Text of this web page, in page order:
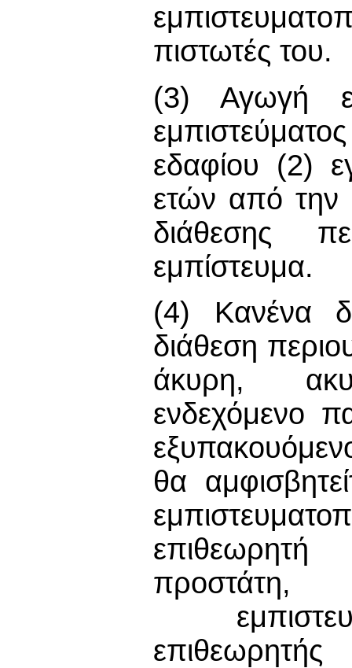
πιστωτές του.
(3) Αγωγή
εδαφίου (2)
ετών από την
διάθεσης
εμπίστευμα.
(4) Κανένα
διάθεση
άκυρη,
ενδεχόμενο
θα
επιθεωρητή
προστάτη,